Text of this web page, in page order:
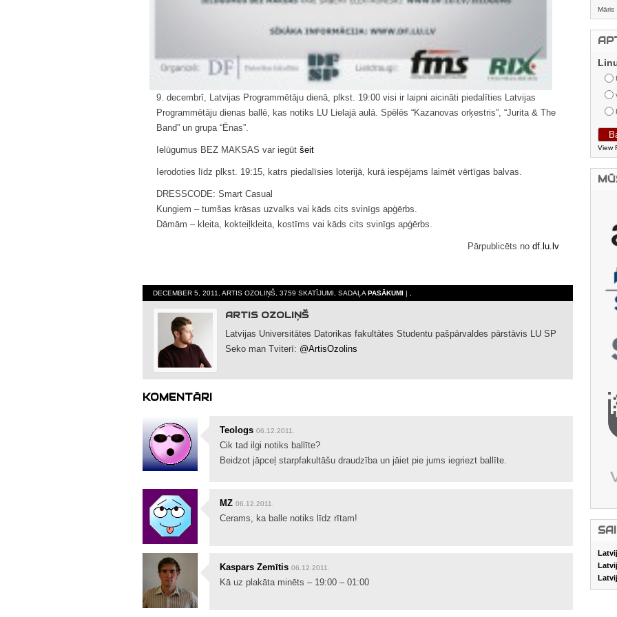
9. decembrī, Latvijas Programmētāju dienā, plkst. 19:00 visi ir laipni aicināti piedalīties Latvijas
Programmētāju dienas ballē, kas notiks LU Lielajā aulā. Spēlēs “Kazanovas orķestris”, “Jurita & The
Band” un grupa “Ēnas”.
Ielūgumus BEZ MAKSAS var iegūt šeit
Ierodoties līdz plkst. 19:15, katrs piedalīsies loterijā, kurā iespējams laimēt vērtīgas balvas.
DRESSCODE: Smart Casual
Kungiem – tumšas krāsas uzvalks vai kāds cits svinīgs apģērbs.
Dāmām – kleita, kokteiļkleita, kostīms vai kāds cits svinīgs apģērbs.
Pārpublicēts no df.lu.lv
DECEMBER 5, 2011, ARTIS OZOLIŅŠ, 3759 SKATĪJUMI, SADAĻA PASĀKUMI | ,
ARTIS OZOLIŅŠ
Latvijas Universitātes Datorikas fakultātes Studentu pašpārvaldes pārstāvis LU SP
Seko man Tviterī: @ArtisOzolins
KOMENTĀRI
Teologs 06.12.2011.
Cik tad ilgi notiks ballīte?
Beidzot jāpceļ starpfakultāšu draudzība un jāiet pie jums iegriezt ballīte.
MZ 06.12.2011.
Cerams, ka balle notiks līdz rītam!
Kaspars Zemītis 06.12.2011.
Kā uz plakāta minēts – 19:00 – 01:00
Māris
View